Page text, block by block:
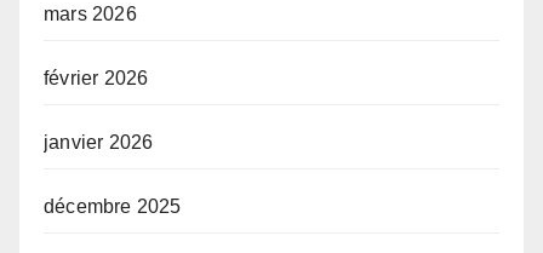
mars 2026
février 2026
janvier 2026
décembre 2025